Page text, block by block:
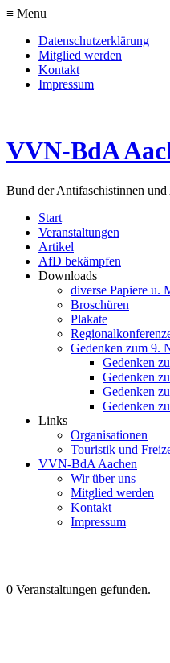
≡ Menu
Datenschutzerklärung
Mitglied werden
Kontakt
Impressum
VVN-BdA
Bund der Antifaschistinnen und
Start
Veranstaltungen
Artikel
AfD bekämpfen
Downloads
diverse Papiere u.
Broschüren
Plakate
Gedenken zum 9.
Gedenken
Gedenken
Gedenken
Gedenken
Links
Organisationen
Touristik und
VVN-BdA Aachen
Wir über uns
Mitglied werden
Kontakt
Impressum
0 Veranstaltungen gefunden.